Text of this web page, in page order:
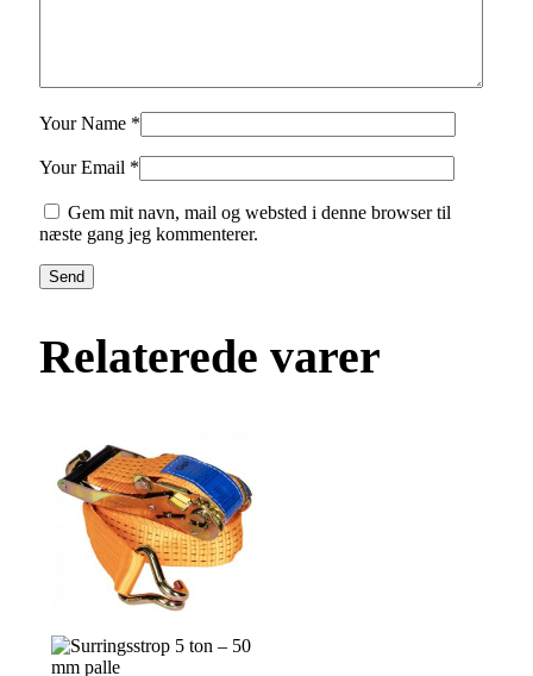
Your Name *
Your Email *
Gem mit navn, mail og websted i denne browser til
næste gang jeg kommenterer.
Send
Relaterede varer